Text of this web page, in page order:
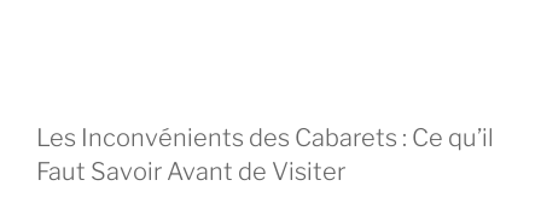
Les Inconvénients des Cabarets : Ce qu’il
Faut Savoir Avant de Visiter